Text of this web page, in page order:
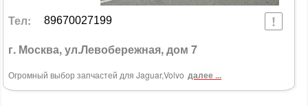
Тел: 89670027199
г. Москва, ул.Левобережная, дом 7
Огромный выбор запчастей для Jaguar,Volvo далее ...